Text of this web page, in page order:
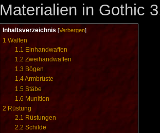
Materialien in Gothic
Inhaltsverzeichnis [Verbergen]
1 Waffen
1.1 Einhandwaffen
1.2 Zweihandwaffen
1.3 Bögen
1.4Armbrüste
1.5 Stäbe
1.6 Munition
2 Rüstung
2.1 Rüstungen
2.2 Schilde